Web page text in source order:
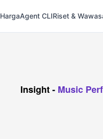
HargaAgent CLIRiset &
Insight- Music